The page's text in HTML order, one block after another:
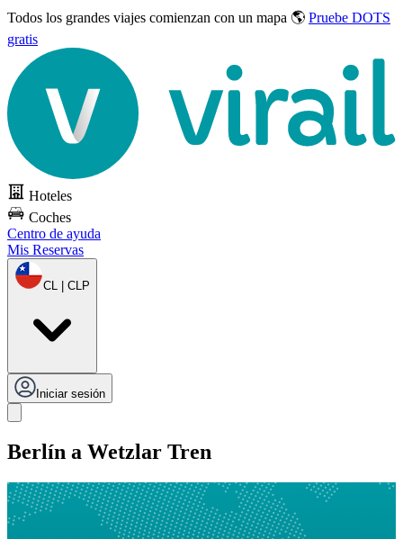
Todos los grandes viajes comienzan con un mapa 🌎 Pruebe DOTS
gratis
Hoteles
Coches
Centro de ayuda
Mis Reservas
CL | CLP
Iniciar sesión
Berlín a Wetzlar Tren